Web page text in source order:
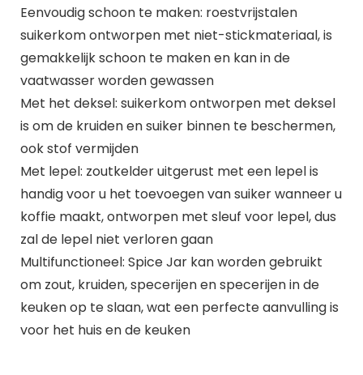
Eenvoudig schoon te maken: roestvrijstalen
suikerkom ontworpen met niet-stickmateriaal, is
gemakkelijk schoon te maken en kan in de
vaatwasser worden gewassen
Met het deksel: suikerkom ontworpen met deksel
is om de kruiden en suiker binnen te beschermen,
ook stof vermijden
Met lepel: zoutkelder uitgerust met een lepel is
handig voor u het toevoegen van suiker wanneer u
koffie maakt, ontworpen met sleuf voor lepel, dus
zal de lepel niet verloren gaan
Multifunctioneel: Spice Jar kan worden gebruikt
om zout, kruiden, specerijen en specerijen in de
keuken op te slaan, wat een perfecte aanvulling is
voor het huis en de keuken